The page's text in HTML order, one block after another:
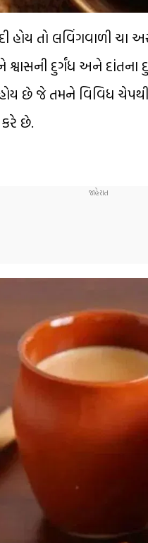
હોય તો લવિંગવાળી ચા
દુર્ગંધ અને
છે જે તમને વિવિધ
છે.